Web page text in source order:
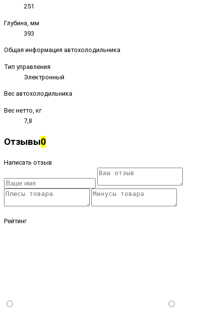
251
Глубина, мм
393
Общая информация автохолодильника
Тип управления
Электронный
Вес автохолодильника
Вес нетто, кг
7,8
Отзывы0
Написать отзыв
Рейтинг